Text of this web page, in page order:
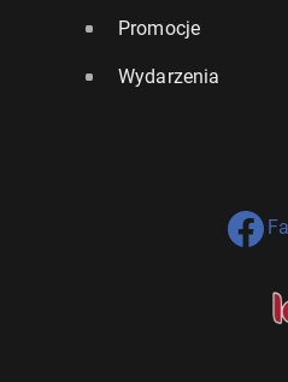
Promocje
Wydarzenia